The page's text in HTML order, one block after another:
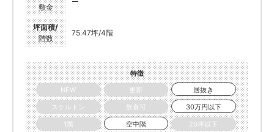
敷金
坪面積/
階数
75.47坪/4階
特徴
NEW
更新
居抜き
スケルトン
飲食可
30万円以下
1階
空中階
20坪以下